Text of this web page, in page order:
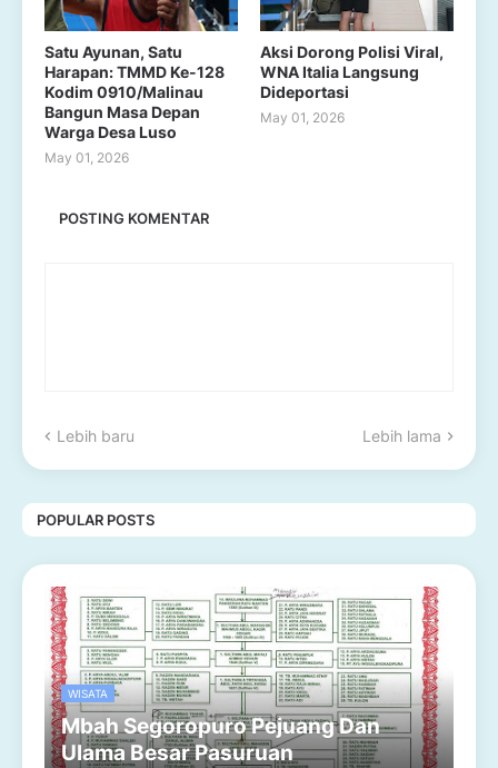
Satu Ayunan, Satu
Harapan: TMMD Ke-128
Kodim 0910/Malinau
Bangun Masa Depan
Warga Desa Luso
May 01, 2026
Aksi Dorong Polisi Viral,
WNA Italia Langsung
Dideportasi
May 01, 2026
POSTING KOMENTAR
Lebih baru Lebih lama
POPULAR POSTS
WISATA
Mbah Segoropuro Pejuang Dan
Ulama Besar Pasuruan